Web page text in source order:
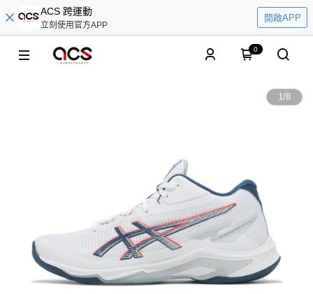
ACS 跨運動
立刻使用官方APP
開啟APP
0
1/8